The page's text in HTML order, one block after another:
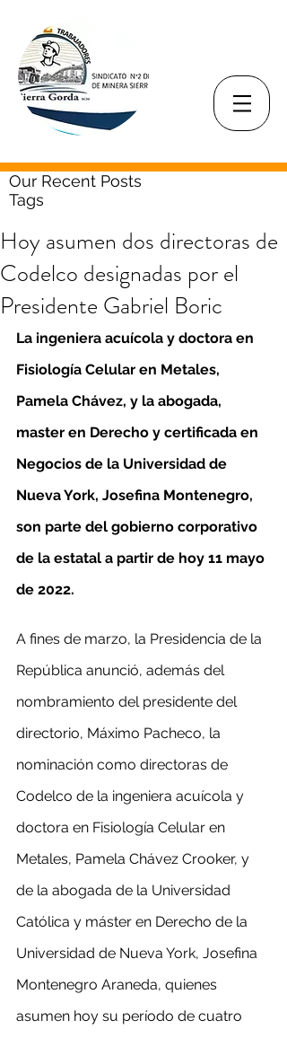
Our Recent Posts
Tags
Hoy asumen dos directoras de
Codelco designadas por el
Presidente Gabriel Boric
La ingeniera acuícola y doctora en
Fisiología Celular en Metales,
Pamela Chávez, y la abogada,
master en Derecho y certificada en
Negocios de la Universidad de
Nueva York, Josefina Montenegro,
son parte del gobierno corporativo
de la estatal a partir de hoy 11 mayo
de 2022.
A fines de marzo, la Presidencia de la
República anunció, además del
nombramiento del presidente del
directorio, Máximo Pacheco, la
nominación como directoras de
Codelco de la ingeniera acuícola y
doctora en Fisiología Celular en
Metales, Pamela Chávez Crooker, y
de la abogada de la Universidad
Católica y máster en Derecho de la
Universidad de Nueva York, Josefina
Montenegro Araneda, quienes
asumen hoy su período de cuatro